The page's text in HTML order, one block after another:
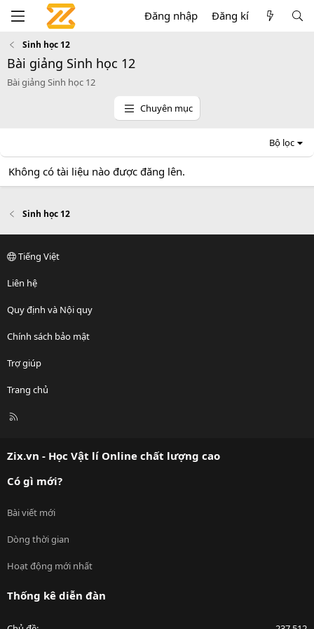
Đăng nhập Đăng kí
Sinh học 12
Bài giảng Sinh học 12
Bài giảng Sinh học 12
Chuyên mục
Bộ lọc
Không có tài liệu nào được đăng lên.
Sinh học 12
Tiếng Việt
Liên hệ
Quy định và Nội quy
Chính sách bảo mật
Trợ giúp
Trang chủ
R
Zix.vn - Học Vật lí Online chất lượng cao
Có gì mới?
Bài viết mới
Dòng thời gian
Hoạt động mới nhất
Thống kê diễn đàn